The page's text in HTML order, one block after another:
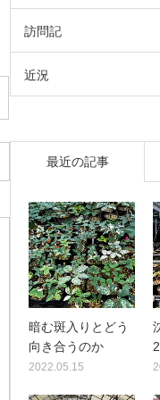
訪問記
近況
最近の記事
暗む斑入りとどう
向き合うのか
2022.05.15